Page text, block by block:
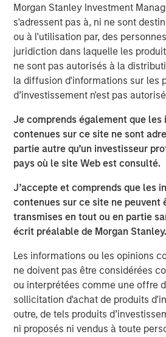
Morgan Stanley Investment
s'adressent pas à, ni ne sont
ou à l'utilisation par, des
juridiction dans laquelle les
ne sont pas autorisés à la
la diffusion d'informations sur les
d’investissement n'est pas
Je comprends également que les
contenues sur ce site ne sont
partie autre qu’un investisseur
pays où le site Web est consulté.
J’accepte et comprends que les
contenues sur ce site ne peuvent
transmises en tout ou en partie
écrit préalable de Morgan Stanley.
Les informations ou les opinions
ne doivent pas être considérées
ou interprétées comme une offre
sollicitation d'achat de produits
outre, de tels produits
ni proposés ni vendus à toute
Idées liées
CARON’S CORNER
There’s a New Sheriff in
Change at the Fed
The Blurred Lines Between
Create an Investment
CARON’S CORNER
Adapting to a Structurally
World
The Author